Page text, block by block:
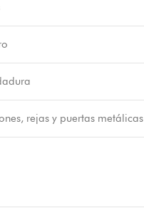
rejas y puertas metálicas